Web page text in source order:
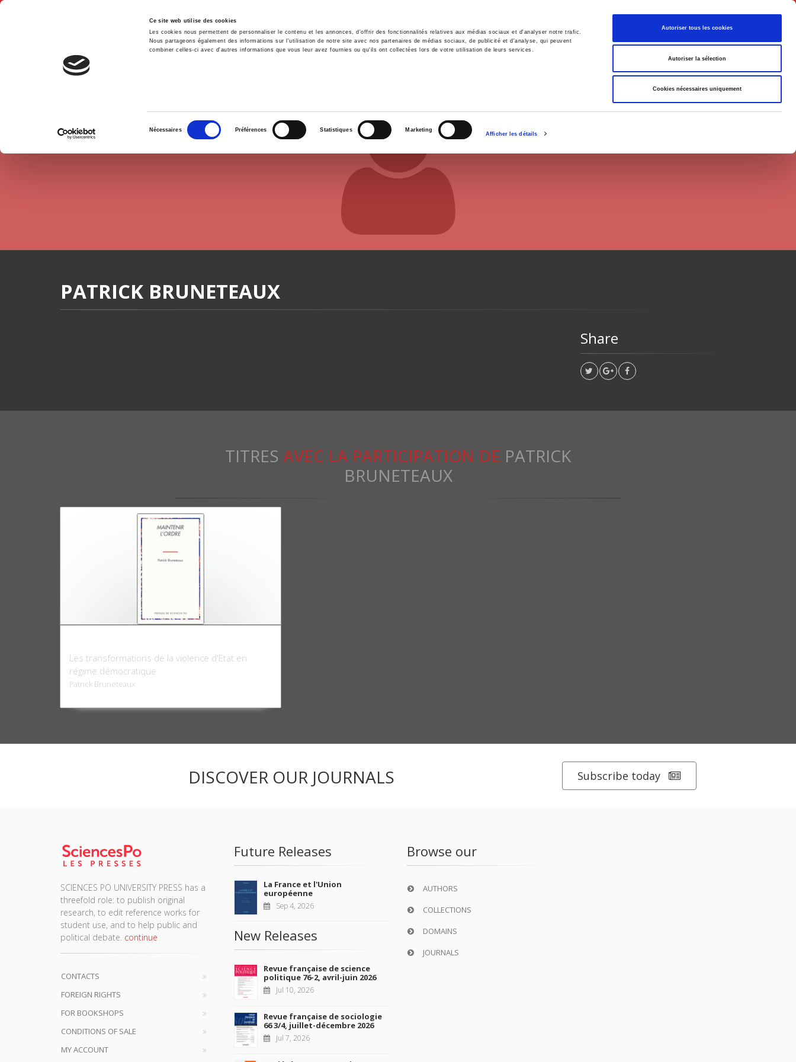
Ce site web utilise des cookies
Les cookies nous permettent de personnaliser le contenu et les annonces, d'offrir des fonctionnalités relatives aux médias sociaux et d'analyser notre trafic.
Nous partageons également des informations sur l'utilisation de notre site avec nos partenaires de médias sociaux, de publicité et d'analyse, qui peuvent
combiner celles-ci avec d'autres informations que vous leur avez fournies ou qu'ils ont collectées lors de votre utilisation de leurs services.
consentement
Nécessaires Préférences Statistiques Marketing
Afficher les détails
Autoriser tous les cookies
Autoriser la sélection
Cookies nécessaires uniquement
English
Home Environment History International Politics
PATRICK BRUNETEAUX
Share
TITRES AVEC LA PARTICIPATION DE PATRICK
BRUNETEAUX
Les transformations de la violence d'Etat en
régime démocratique
Patrick Bruneteaux
DISCOVER OUR JOURNALS Subscribe today
SCIENCES PO UNIVERSITY PRESS has a
threefold role: to publish original
research, to edit reference works for
student use, and to help public and
political debate. continue
CONTACTS
FOREIGN RIGHTS
FOR BOOKSHOPS
CONDITIONS OF SALE
MY ACCOUNT
Future Releases
La France et l'Union
européenne
Sep 4, 2026
New Releases
Revue française de science
politique 76-2, avril-juin 2026
Jul 10, 2026
Revue française de sociologie
66 3/4, juillet-décembre 2026
Jul 7, 2026
Browse our
AUTHORS
COLLECTIONS
DOMAINS
JOURNALS